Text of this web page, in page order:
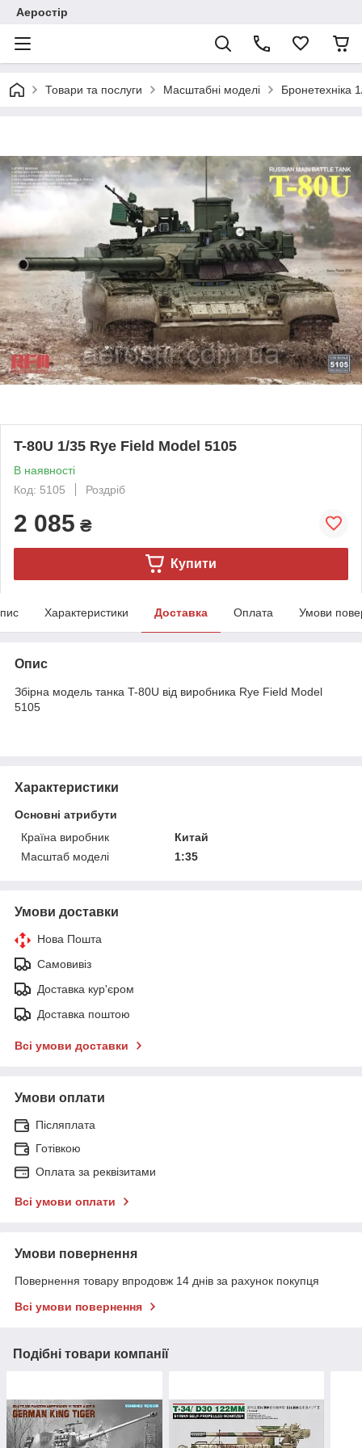
Аеростір
Товари та послуги Масштабні моделі Бронетехніка
T-80U 1/35 Rye Field Model 5105
В наявності
Код: 5105
Роздріб
2 085 ₴
Купити
Характеристики Доставка Оплата Умови
Опис
Збірна модель танка T-80U від виробника Rye Field Model
5105
Характеристики
Основні атрибути
Країна виробник
Китай
Масштаб моделі
1:35
Умови доставки
Нова Пошта
Самовивіз
Доставка кур'єром
Доставка поштою
Всі умови доставки
Умови оплати
Післяплата
Готівкою
Оплата за реквізитами
Всі умови оплати
Умови повернення
Повернення товару впродовж 14 днів за рахунок покупця
Всі умови повернення
Подібні товари компанії